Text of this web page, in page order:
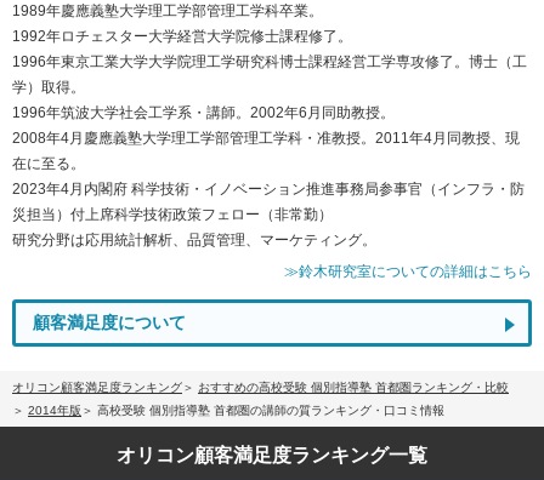
1989年慶應義塾大学理工学部管理工学科卒業。
1992年ロチェスター大学経営大学院修士課程修了。
1996年東京工業大学大学院理工学研究科博士課程経営工学専攻修了。博士（工
学）取得。
1996年筑波大学社会工学系・講師。2002年6月同助教授。
2008年4月慶應義塾大学理工学部管理工学科・准教授。2011年4月同教授、現
在に至る。
2023年4月内閣府 科学技術・イノベーション推進事務局参事官（インフラ・防
災担当）付上席科学技術政策フェロー（非常勤）
研究分野は応用統計解析、品質管理、マーケティング。
≫鈴木研究室についての詳細はこちら
顧客満足度について
オリコン顧客満足度ランキング
おすすめの高校受験 個別指導塾 首都圏ランキング・比較
2014年版
高校受験 個別指導塾 首都圏の講師の質ランキング・口コミ情報
オリコン顧客満足度ランキング一覧